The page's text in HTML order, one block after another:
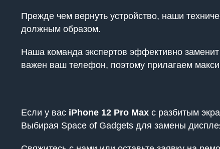
Прежде чем вернуть устройство, наши
должным образом.
Наша команда экспертов эффективно
важен ваш телефон, поэтому прилагаем
Если у вас iPhone 12 Pro Max с разбитым
Выбирая Space of Gadgets для замены